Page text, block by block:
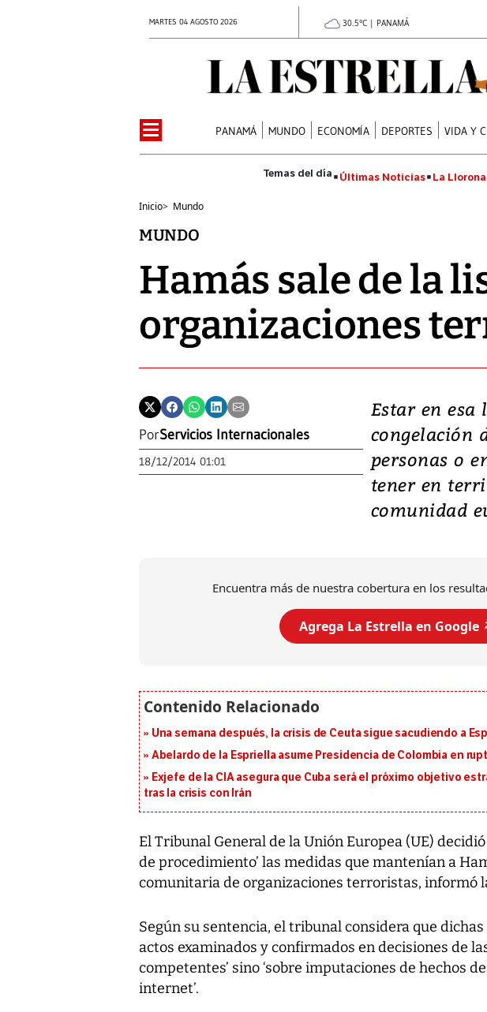
MARTES 04 AGOSTO 2026 30.5°C | PANAMÁ
PANAMÁ MUNDO ECONOMÍA DEPORTES VIDA Y
Últimas Noticias La Llorona
Inicio> Mundo
MUNDO
Hamás sale de la
organizaciones
PorServicios Internacionales
18/12/2014 01:01
Estar en esa
congelación
personas o
tener en
comunidad
Encuentra más de nuestra cobertura en los
Agrega La Estrella en Google
Una semana después, la crisis de Ceuta sigue sacudiendo a
Abelardo de la Espriella asume Presidencia de Colombia en
Exjefe de la CIA asegura que Cuba será el próximo objetivo
tras la crisis con Irán
El Tribunal General de la Unión Europea (UE)
de procedimiento’ las medidas que mantenían a
comunitaria de organizaciones terroristas, informó
Según su sentencia, el tribunal considera que dichas
actos examinados y confirmados en decisiones de
competentes’ sino ‘sobre imputaciones de hechos
internet’.
al sur